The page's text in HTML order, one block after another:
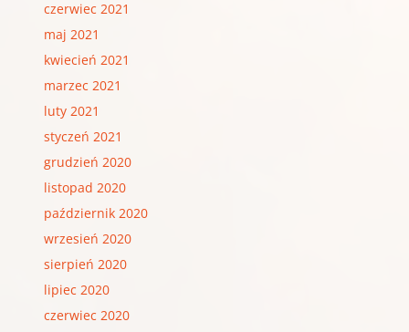
czerwiec 2021
maj 2021
kwiecień 2021
marzec 2021
luty 2021
styczeń 2021
grudzień 2020
listopad 2020
październik 2020
wrzesień 2020
sierpień 2020
lipiec 2020
czerwiec 2020